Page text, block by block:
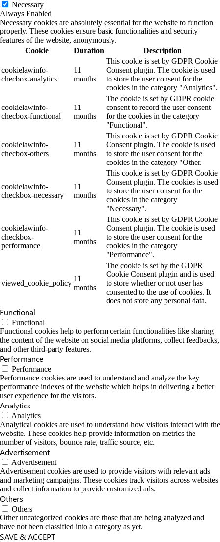
Necessary
Always Enabled
Necessary cookies are absolutely essential for the website to function
properly. These cookies ensure basic functionalities and security
features of the website, anonymously.
Cookie
Duration Description
cookielawinfo-
checbox-analytics
11
months
This cookie is set by GDPR Cookie
Consent plugin. The cookie is used
to store the user consent for the
cookies in the category "Analytics".
cookielawinfo-
checbox-functional
11
months
The cookie is set by GDPR cookie
consent to record the user consent
for the cookies in the category
"Functional".
cookielawinfo-
checbox-others
11
months
This cookie is set by GDPR Cookie
Consent plugin. The cookie is used
to store the user consent for the
cookies in the category "Other.
cookielawinfo-
checkbox-necessary
11
months
This cookie is set by GDPR Cookie
Consent plugin. The cookies is used
to store the user consent for the
cookies in the category
"Necessary".
cookielawinfo-
checkbox-
performance
11
months
This cookie is set by GDPR Cookie
Consent plugin. The cookie is used
to store the user consent for the
cookies in the category
"Performance".
viewed_cookie_policy
11
months
The cookie is set by the GDPR
Cookie Consent plugin and is used
to store whether or not user has
consented to the use of cookies. It
does not store any personal data.
Functional
Functional
Functional cookies help to perform certain functionalities like sharing
the content of the website on social media platforms, collect feedbacks,
and other third-party features.
Performance
Performance
Performance cookies are used to understand and analyze the key
performance indexes of the website which helps in delivering a better
user experience for the visitors.
Analytics
Analytics
Analytical cookies are used to understand how visitors interact with the
website. These cookies help provide information on metrics the
number of visitors, bounce rate, traffic source, etc.
Advertisement
Advertisement
Advertisement cookies are used to provide visitors with relevant ads
and marketing campaigns. These cookies track visitors across websites
and collect information to provide customized ads.
Others
Others
Other uncategorized cookies are those that are being analyzed and
have not been classified into a category as yet.
SAVE & ACCEPT